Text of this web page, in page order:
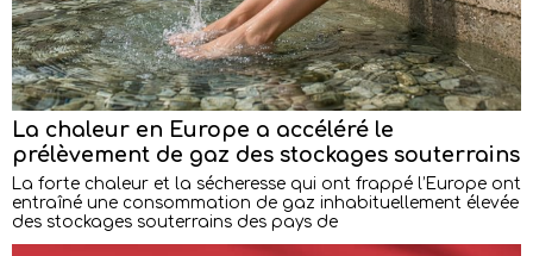
La chaleur en Europe a accéléré le
prélèvement de gaz des stockages souterrains
La forte chaleur et la sécheresse qui ont frappé l’Europe ont
entraîné une consommation de gaz inhabituellement élevée
des stockages souterrains des pays de